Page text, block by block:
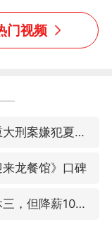
伸到外墙
门视频
河南重大刑案嫌犯夏某钢落网
来龙餐馆》口碑
上四休三，但降薪1000元，你接受吗？